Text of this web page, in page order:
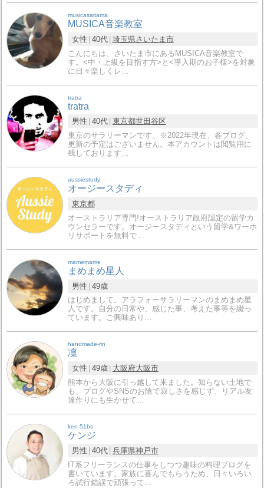
musicasaitama
MUSICA音楽教室
女性 40代 埼玉県さいたま市
こんにちは、さいたま市にあるMUSICA音楽教室で
す。<中・上級を目指す方>と<導入期のお子様>を対象
に日々楽しくレ…
tratra
tratra
男性 40代 東京都世田谷区
東京のサラリーマンです。※2022年現在、各ブログ、
更新の予定はございません。本アカウントは閲覧用に
残しております…
aussiestudy
オージースタディ
東京都
オーストラリア専門!オーストラリア政府認定の留学カ
ウンセラーです。オージースタディという留学&ワーホ
リサポートを無料で…
mamemame
まめまめ星人
男性 49歳
はじめまして。アラフォーサラリーマンのまめまめ星
人です。自分の日常や、感じた事、考えた事等を綴っ
ています。ご興味あり…
handmade-rin
凜
女性 49歳 大阪府大阪市
熊本から大阪に引っ越して来ました。知らない土地で
も、ブログやSNSのお陰で寂しさを感じず、リアル友
達作りにも生かせて…
ken-51bs
ケンジ
男性 40代 兵庫県神戸市
IT系フリーランスの仕事をしつつ趣味の料理ブログを
書いています。家族に喜んでもらうため、日々いろい
ろ試行錯誤で頑張って…